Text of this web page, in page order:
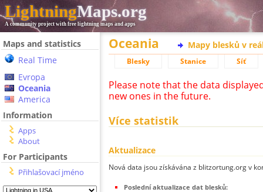
LightningMaps.org
A community project with free lightning maps and apps
Maps and statistics
Real Time
Evropa
Oceania
America
Information
Apps
About
For Participants
Přihlašovací jméno
Oceania Mapy blesků v
Blesky Stanice Síť
Please note that the data
new ones in the future.
Více statistik
Aktualizace
Nová data jsou získávána z blitzortung.org v
Poslední aktualizace dat blesků: